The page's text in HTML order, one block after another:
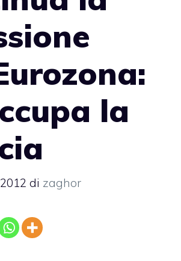
la
di zaghor